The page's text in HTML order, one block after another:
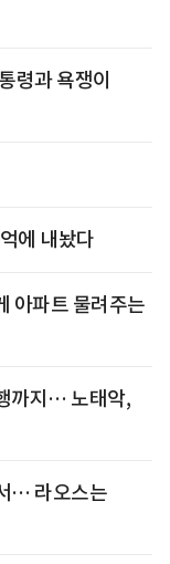
령과 욕쟁이
에 내놨다
아파트 물려주는
까지… 노태악,
… 라오스는